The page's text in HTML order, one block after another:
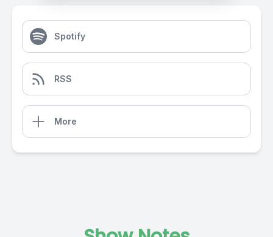
Spotify
RSS
More